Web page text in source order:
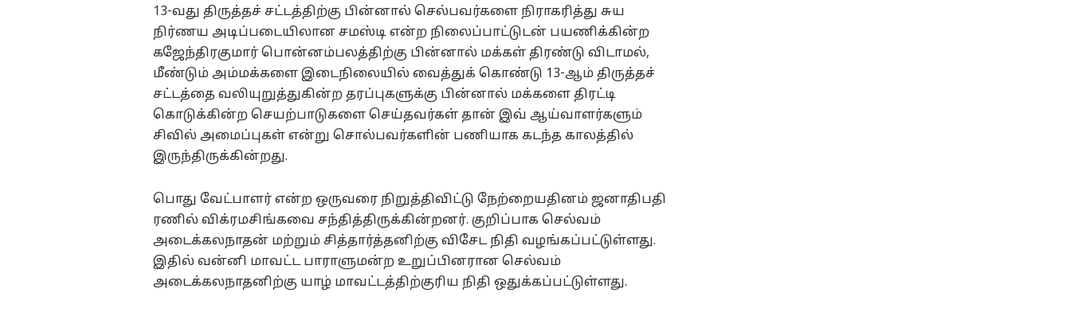
13-வது திருத்தச் சட்டத்திற்கு பின்னால் செல்பவர்களை நிராகரித்து சுய
நிர்ணய அடிப்படையிலான சமஸ்டி என்ற நிலைப்பாட்டுடன் பயணிக்கின்ற
கஜேந்திரகுமார் பொன்னம்பலத்திற்கு பின்னால் மக்கள் திரண்டு விடாமல்,
மீண்டும் அம்மக்களை இடைநிலையில் வைத்துக் கொண்டு 13-ஆம் திருத்தச்
சட்டத்தை வலியுறுத்துகின்ற தரப்புகளுக்கு பின்னால் மக்களை திரட்டி
கொடுக்கின்ற செயற்பாடுகளை செய்தவர்கள் தான் இவ் ஆய்வாளர்களும்
சிவில் அமைப்புகள் என்று சொல்பவர்களின் பணியாக கடந்த காலத்தில்
இருந்திருக்கின்றது.
பொது வேட்பாளர் என்ற ஒருவரை நிறுத்திவிட்டு நேற்றையதினம் ஜனாதிபதி
ரணில் விக்ரமசிங்கவை சந்தித்திருக்கின்றனர். குறிப்பாக செல்வம்
அடைக்கலநாதன் மற்றும் சித்தார்த்தனிற்கு விசேட நிதி வழங்கப்பட்டுள்ளது.
இதில் வன்னி மாவட்ட பாராளுமன்ற உறுப்பினரான செல்வம்
அடைக்கலநாதனிற்கு யாழ் மாவட்டத்திற்குரிய நிதி ஒதுக்கப்பட்டுள்ளது.